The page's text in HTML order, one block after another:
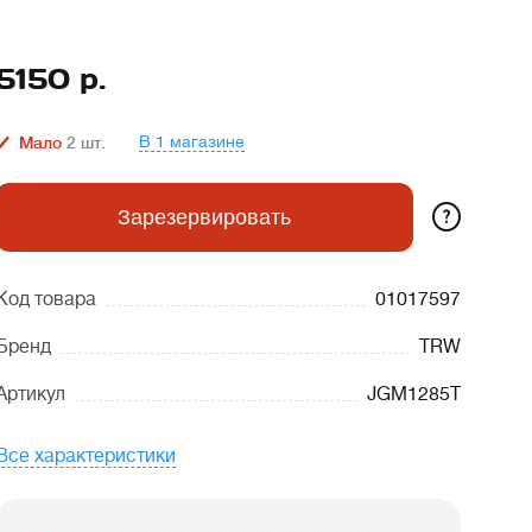
р.
Мало 2 шт. В 1 магазине
Зарезервировать ?
товара 01017597
TRW
JGM1285T
характеристики